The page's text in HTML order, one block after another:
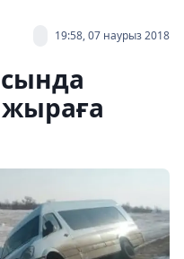
19:58, 07 наурыз 2018